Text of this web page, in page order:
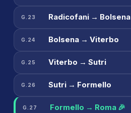
G.23 Radicofani → Bolsena
G.24 Bolsena → Viterbo
G.25 Viterbo → Sutri
G.26 Sutri → Formello
G.27 Formello → Roma 🎉